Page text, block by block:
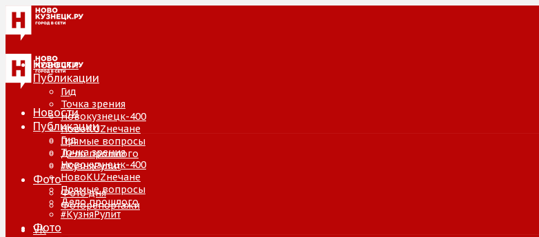
Новости
Публикации
Гид
Точка зрения
Новокузнецк-400
НовоKUZнечане
Прямые вопросы
Дело прошлого
#КузняРулит
Фото
Фото дня
Фоторепортажи
VK
Новости
Публикации
Гид
Точка зрения
Новокузнецк-400
НовоKUZнечане
Прямые вопросы
Дело прошлого
#КузняРулит
Фото